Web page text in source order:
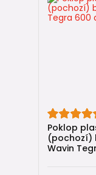
Poklop
(pochozí)
Wavin